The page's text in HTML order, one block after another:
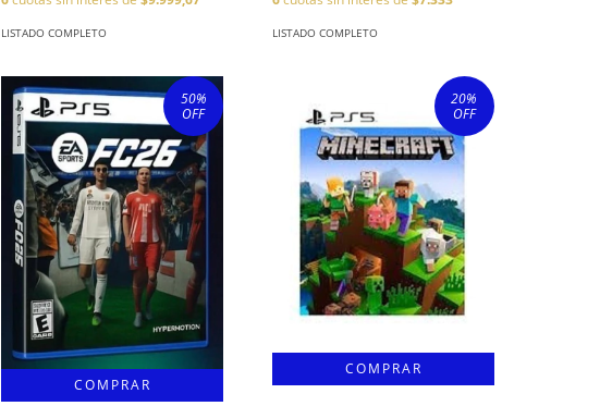
LISTADO COMPLETO LISTADO COMPLETO
50%
OFF
20%
OFF